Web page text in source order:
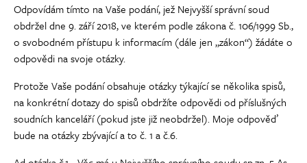
Odpovídám tímto na Vaše podání, jež Nejvyšší správní soud
obdržel dne 9. září 2018, ve kterém podle zákona č. 106/1999 Sb.,
o svobodném přístupu k informacím (dále jen „zákon“) žádáte o
odpovědi na svoje otázky.
Protože Vaše podání obsahuje otázky týkající se několika spisů,
na konkrétní dotazy do spisů obdržíte odpovědi od příslušných
soudních kanceláří (pokud jste již neobdržel). Moje odpověď
bude na otázky zbývající a to č. 1 a č.6.